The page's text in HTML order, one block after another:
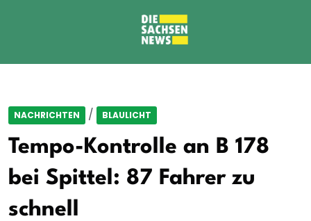
NACHRICHTEN / BLAULICHT
Tempo-Kontrolle an B 178
bei Spittel: 87 Fahrer zu
schnell